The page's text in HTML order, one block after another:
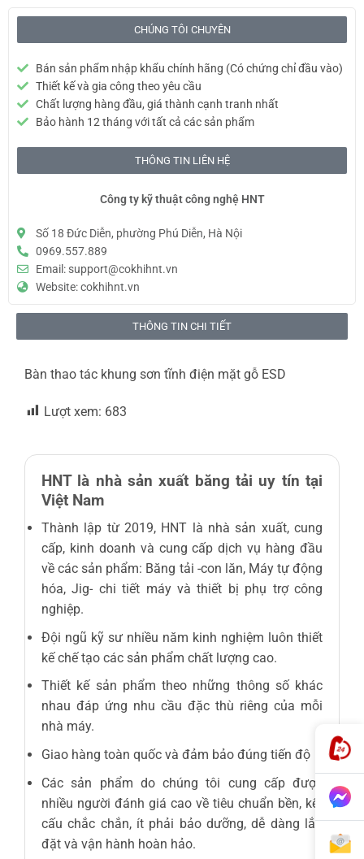
CHÚNG TÔI CHUYÊN
Bán sản phẩm nhập khẩu chính hãng (Có chứng chỉ đầu vào)
Thiết kế và gia công theo yêu cầu
Chất lượng hàng đầu, giá thành cạnh tranh nhất
Bảo hành 12 tháng với tất cả các sản phẩm
THÔNG TIN LIÊN HỆ
Công ty kỹ thuật công nghệ HNT
Số 18 Đức Diễn, phường Phú Diễn, Hà Nội
0969.557.889
Email: support@cokhihnt.vn
Website: cokhihnt.vn
THÔNG TIN CHI TIẾT
Bàn thao tác khung sơn tĩnh điện mặt gỗ ESD
Lượt xem: 683
HNT là nhà sản xuất băng tải uy tín tại
Việt Nam
Thành lập từ 2019, HNT là nhà sản xuất, cung
cấp, kinh doanh và cung cấp dịch vụ hàng đầu
về các sản phẩm: Băng tải -con lăn, Máy tự động
hóa, Jig- chi tiết máy và thiết bị phụ trợ công
nghiệp.
Đội ngũ kỹ sư nhiều năm kinh nghiệm luôn thiết
kế chế tạo các sản phẩm chất lượng cao.
Thiết kế sản phẩm theo những thông số khác
nhau đáp ứng nhu cầu đặc thù riêng của mỗi
nhà máy.
Giao hàng toàn quốc và đảm bảo đúng tiến độ
Các sản phẩm do chúng tôi cung cấp được
nhiều người đánh giá cao về tiêu chuẩn bền, kết
cấu chắc chắn, ít phải bảo dưỡng, dễ dàng lắp
đặt và vận hành hoàn hảo.